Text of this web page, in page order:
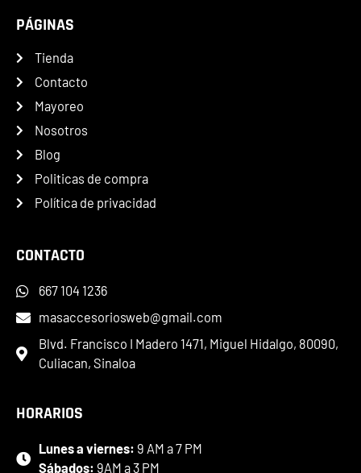
PÁGINAS
Tienda
Contacto
Mayoreo
Nosotros
Blog
Politicas de compra
Política de privacidad
CONTACTO
667 104 1236
masaccesoriosweb@gmail.com
Blvd. Francisco I Madero 1471, Miguel Hidalgo, 80090,
Culiacan, Sinaloa
HORARIOS
Lunes a viernes: 9 AM a 7 PM
Sábados: 9AM a 3 PM